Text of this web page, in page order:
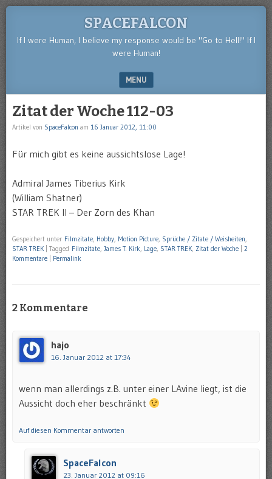
SPACEFALCON
If I were Human, I believe my response would be "Go to Hell!" If I
were Human!
MENU
Zitat der Woche 112-03
Artikel von SpaceFalcon am 16 Januar 2012, 11:00
Für mich gibt es keine aussichtslose Lage!
Admiral James Tiberius Kirk
(William Shatner)
STAR TREK II – Der Zorn des Khan
Gespeichert unter Filmzitate, Hobby, Motion Picture, Sprüche / Zitate / Weisheiten,
STAR TREK
Tagged Filmzitate, James T. Kirk, Lage, STAR TREK, Zitat der Woche
2
Kommentare
Permalink
2 Kommentare
hajo
16. Januar 2012 at 17:34
wenn man allerdings z.B. unter einer LAvine liegt, ist die
Aussicht doch eher beschränkt
Auf diesen Kommentar antworten
SpaceFalcon
23. Januar 2012 at 09:16